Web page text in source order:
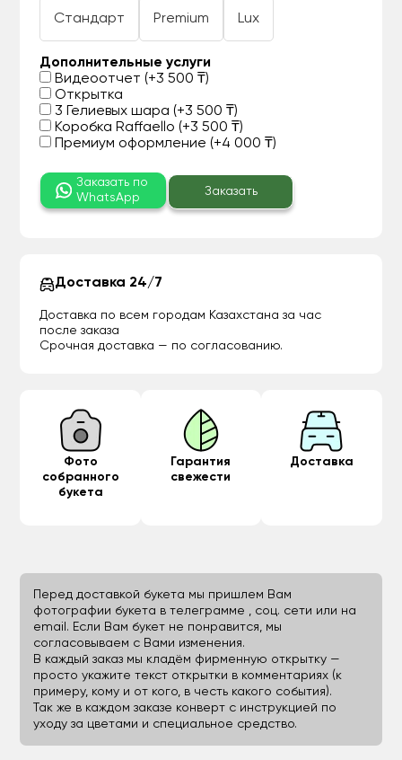
Стандарт Premium Lux
Дополнительные услуги
Видеоотчет (+3 500 ₸)
Открытка
3 Гелиевых шара (+3 500 ₸)
Коробка Raffaello (+3 500 ₸)
Премиум оформление (+4 000 ₸)
Заказать по
WhatsApp
Заказать
Доставка 24/7
Доставка по всем городам Казахстана за час
после заказа
Срочная доставка — по согласованию.
Фото
собранного
букета
Гарантия
свежести
Доставка
Перед доставкой букета мы пришлем Вам
фотографии букета в телеграмме , соц. сети или на
email. Если Вам букет не понравится, мы
согласовываем с Вами изменения.
В каждый заказ мы кладём фирменную открытку —
просто укажите текст открытки в комментариях (к
примеру, кому и от кого, в честь какого события).
Так же в каждом заказе конверт с инструкцией по
уходу за цветами и специальное средство.